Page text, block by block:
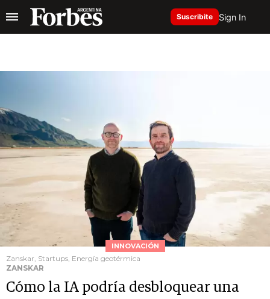
Suscribite Sign In
INNOVACIÓN
Zanskar, Startups, Energía geotérmica
ZANSKAR
Cómo la IA podría desbloquear una